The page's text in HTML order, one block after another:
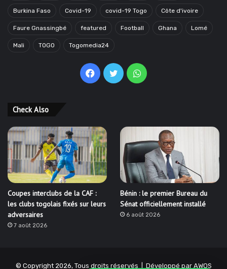
Burkina Faso Covid-19 covid-19 Togo Côte d'ivoire
Faure Gnassingbé featured Football Ghana Lomé
Mali TOGO Togomedia24
Facebook
TwitterWhatsApp
Check Also
Coupes interclubs de la CAF :
les clubs togolais fixés sur leurs
adversaires
7 août 2026
Bénin : le premier Bureau du
Sénat officiellement installé
6 août 2026
© Copyright 2026, Tous droits réservés | Développé par AWOS